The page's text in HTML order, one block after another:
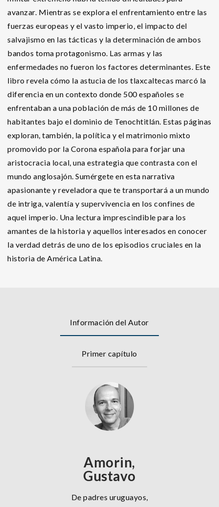
avanzar. Mientras se explora el enfrentamiento entre las
fuerzas europeas y el vasto imperio, el impacto del
salvajismo en las tácticas y la determinación de ambos
bandos toma protagonismo. Las armas y las
enfermedades no fueron los factores determinantes. Este
libro revela cómo la astucia de los tlaxcaltecas marcó la
diferencia en un contexto donde 500 españoles se
enfrentaban a una población de más de 10 millones de
habitantes bajo el dominio de Tenochtitlán. Estas páginas
exploran, también, la política y el matrimonio mixto
promovido por la Corona española para forjar una
aristocracia local, una estrategia que contrasta con el
mundo anglosajón. Sumérgete en esta narrativa
apasionante y reveladora que te transportará a un mundo
de intriga, valentía y supervivencia en los confines de
aquel imperio. Una lectura imprescindible para los
amantes de la historia y aquellos interesados en conocer
la verdad detrás de uno de los episodios cruciales en la
historia de América Latina.
Información del Autor
Primer capítulo
Amorin,
Gustavo
De padres uruguayos,